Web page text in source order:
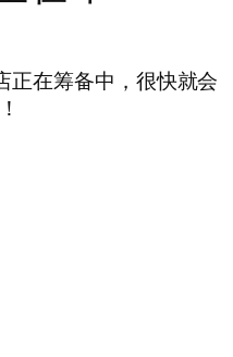
正在筹备中，很快就会